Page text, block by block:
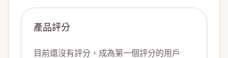
產品評分
目前還沒有評分，成為第一個評分的用戶